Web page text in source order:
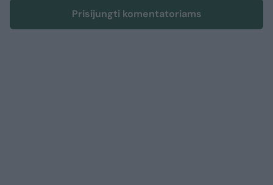
Prisijungti komentatoriams